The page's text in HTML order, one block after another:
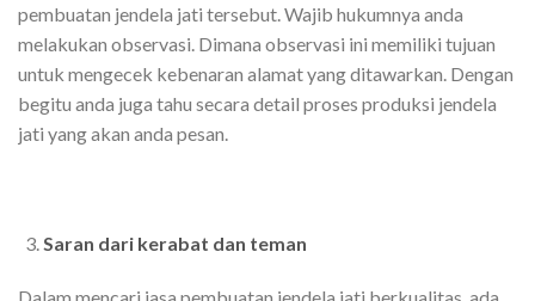
pembuatan jendela jati tersebut. Wajib hukumnya anda
melakukan observasi. Dimana observasi ini memiliki tujuan
untuk mengecek kebenaran alamat yang ditawarkan. Dengan
begitu anda juga tahu secara detail proses produksi jendela
jati yang akan anda pesan.
Saran dari kerabat dan teman